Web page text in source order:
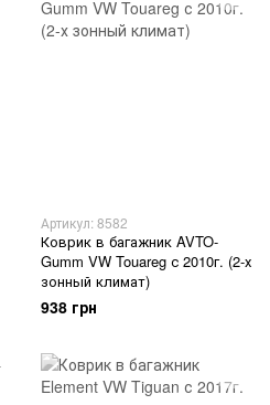
Артикул: 8582
Коврик в багажник AVTO-
Gumm VW Touareg с 2010г. (2-х
зонный климат)
938 грн